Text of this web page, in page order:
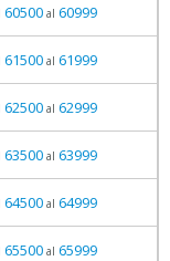
60500al 60999
61500al 61999
62500al 62999
63500al 63999
64500al 64999
65500al 65999